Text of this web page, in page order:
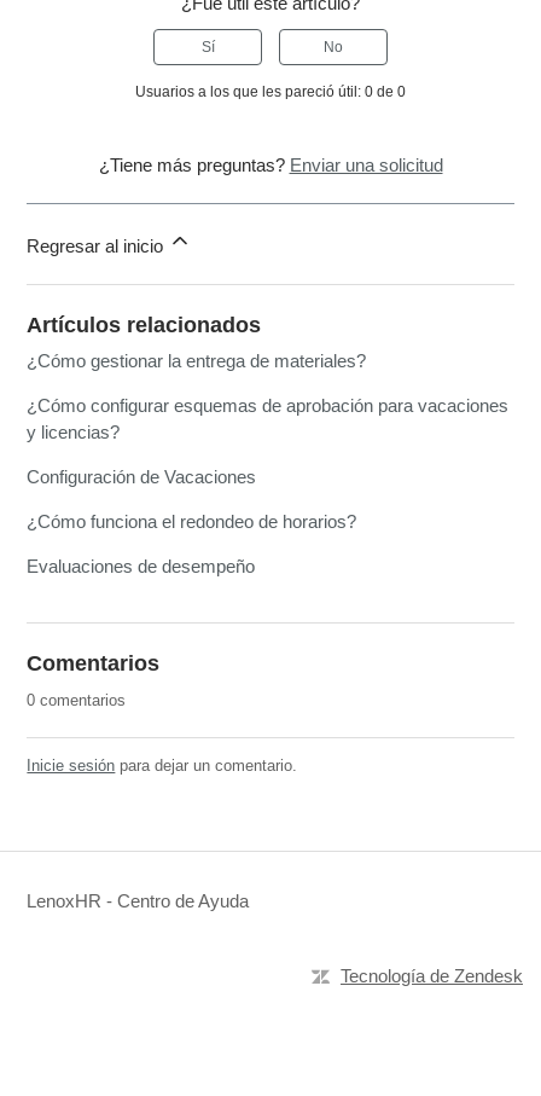
Sí No
Usuarios a los que les pareció útil: 0 de 0
¿Tiene más preguntas? Enviar una solicitud
Regresar al inicio
Artículos relacionados
¿Cómo gestionar la entrega de materiales?
¿Cómo configurar esquemas de aprobación para vacaciones
y licencias?
Configuración de Vacaciones
¿Cómo funciona el redondeo de horarios?
Evaluaciones de desempeño
Comentarios
0 comentarios
Inicie sesión para dejar un comentario.
LenoxHR - Centro de Ayuda
Tecnología de Zendesk